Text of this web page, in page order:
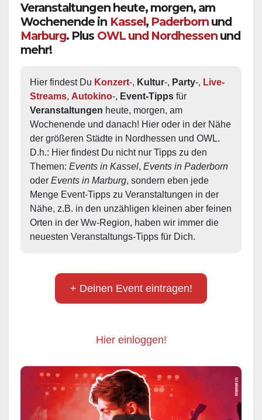
Veranstaltungen heute, morgen, am
Wochenende in Kassel, Paderborn und
Marburg. Plus OWL und Nordhessen und
mehr!
Hier findest Du Konzert-, Kultur-, Party-, Live-
Streams, Autokino-, Event-Tipps
Veranstaltungen heute, morgen, am
Wochenende und danach! Hier oder in der Nähe
der größeren Städte in Nordhessen und OWL.
D.h.: Hier findest Du nicht nur Tipps zu den
Themen: Events in Kassel, Events in Paderborn
oder Events in Marburg, sondern eben jede
Menge Event-Tipps zu Veranstaltungen in der
Nähe, z.B. in den unzähligen kleinen aber feinen
Orten in der Ww-Region, haben wir immer die
neuesten Veranstaltungs-Tipps für Dich.
+ Deinen Event eintragen!
Hier einloggen!